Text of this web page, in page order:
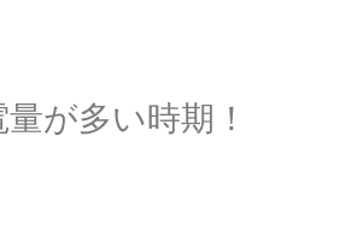
が多い時期！